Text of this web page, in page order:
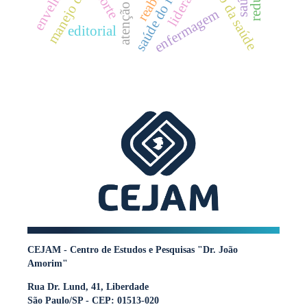
enfermagem
editorial
CEJAM - Centro de Estudos e Pesquisas "Dr. João
Amorim"
Rua Dr. Lund, 41, Liberdade
São Paulo/SP - CEP: 01513-020